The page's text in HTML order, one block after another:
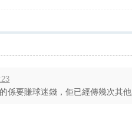
係要賺球迷錢，佢已經傳幾次其